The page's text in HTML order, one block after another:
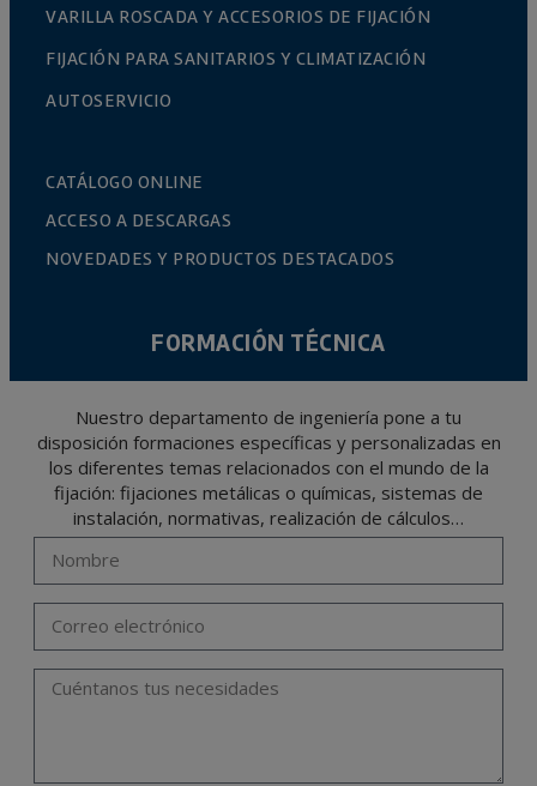
VARILLA ROSCADA Y ACCESORIOS DE FIJACIÓN
FIJACIÓN PARA SANITARIOS Y CLIMATIZACIÓN
AUTOSERVICIO
CATÁLOGO ONLINE
ACCESO A DESCARGAS
NOVEDADES Y PRODUCTOS DESTACADOS
FORMACIÓN TÉCNICA
Nuestro departamento de ingeniería pone a tu
disposición formaciones específicas y personalizadas en
los diferentes temas relacionados con el mundo de la
fijación: fijaciones metálicas o químicas, sistemas de
instalación, normativas, realización de cálculos…